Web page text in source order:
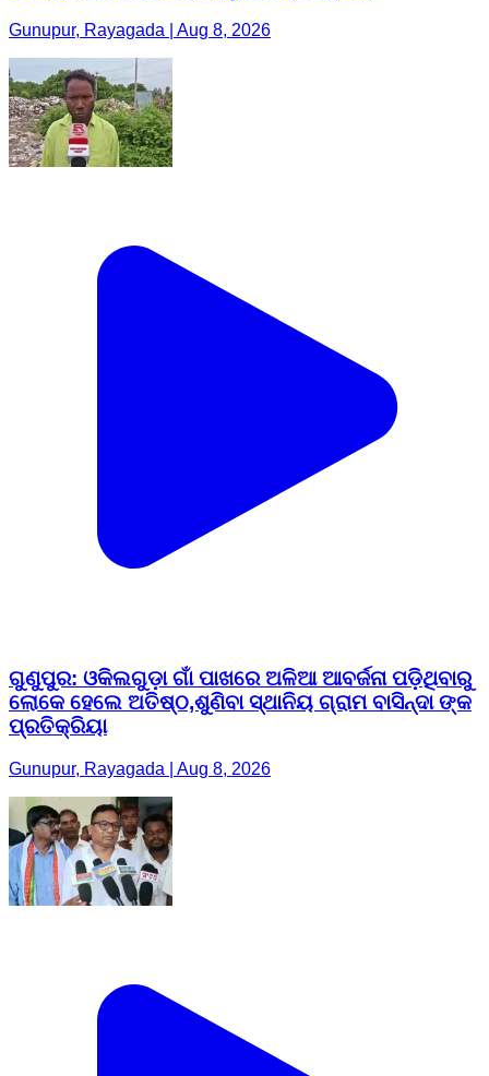
Gunupur, Rayagada | Aug 8, 2026
ଗୁଣୁପୁର: ଓକିଲଗୁଡ଼ା ଗାଁ ପାଖରେ ଅଳିଆ ଆବର୍ଜନା ପଡ଼ିଥିବାରୁ
ଲୋକେ ହେଲେ ଅତିଷ୍ଠ,ଶୁଣିବା ସ୍ଥାନିୟ ଗ୍ରାମ ବାସିନ୍ଦା ଙ୍କ
ପ୍ରତିକ୍ରିୟା
Gunupur, Rayagada | Aug 8, 2026